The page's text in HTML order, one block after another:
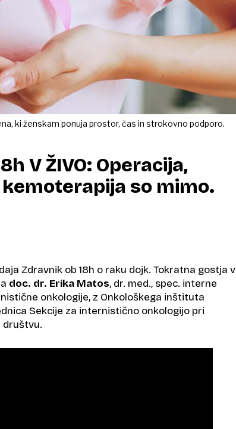
ki ženskam ponuja prostor, čas in strokovno podporo.
V ŽIVO: Operacija,
so mimo.
Zdravnik ob 18h o raku dojk. Tokratna gostja v
doc. dr. Erika Matos, dr. med., spec. interne
onkologije, z Onkološkega inštituta
Sekcije za internistično onkologijo pri
društvu.